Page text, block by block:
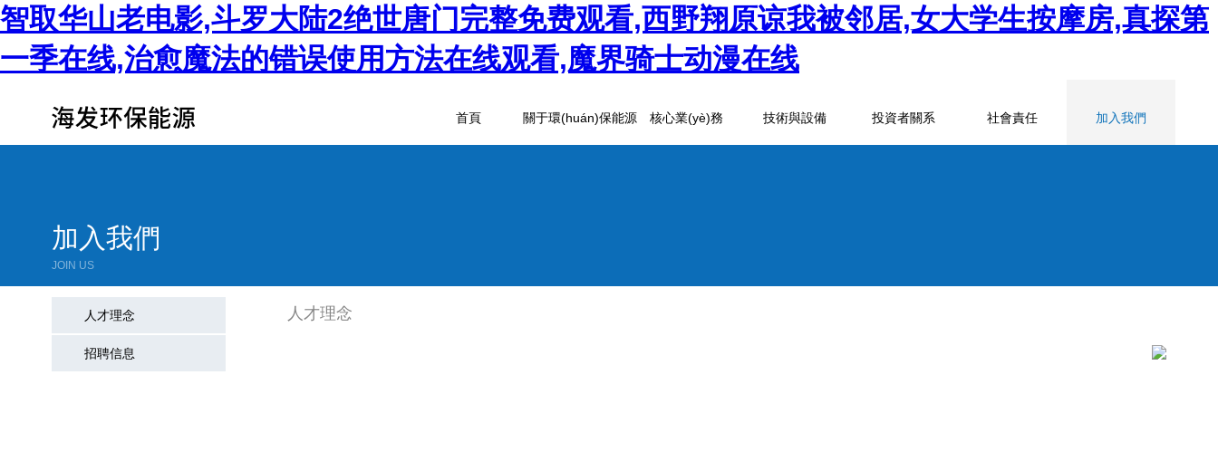
智取华山老电影,斗罗大陆2绝世唐门完整免费观看,西野翔原谅我被邻居,女大学生按摩房,真探第
一季在线,治愈魔法的错误使用方法在线观看,魔界骑士动漫在线
首頁 關于環(huán)保能源 核心業(yè)務 技術與設備 投資者關系 社會責任 加入我們
加入我們
JOIN US
人才理念
招聘信息
人才理念